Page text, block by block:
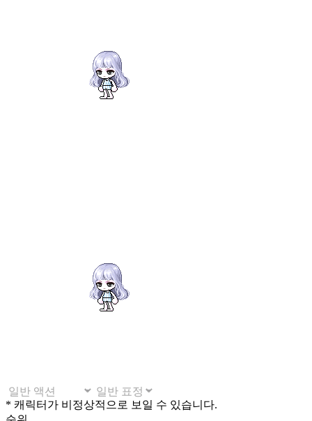
* 캐릭터가 비정상적으로 보일 수 있습니다.